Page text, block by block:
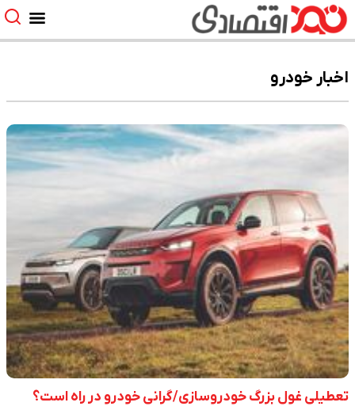
اخبار خودرو
تعطیلی غول بزرگ خودروسازی/گرانی خودرو در راه است؟